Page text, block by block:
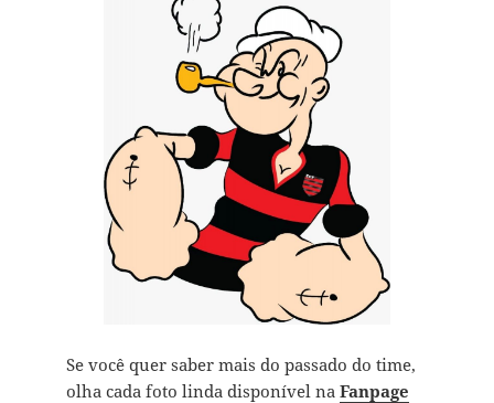
Se você quer saber mais do passado do time,
olha cada foto linda disponível na Fanpage